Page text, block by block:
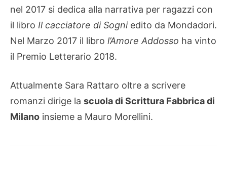
nel 2017 si dedica alla narrativa per ragazzi con
il libro Il cacciatore di Sogni edito da Mondadori.
Nel Marzo 2017 il libro l’Amore Addosso ha vinto
il Premio Letterario 2018.
Attualmente Sara Rattaro oltre a scrivere
romanzi dirige la scuola di Scrittura Fabbrica di
Milano insieme a Mauro Morellini.